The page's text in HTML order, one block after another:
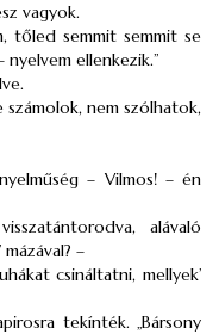
vagyok.
tőled semmit semmit se
ellenkezik.”
számolok, nem szólhatok,
– Vilmos! – én
alávaló
’ mázával? –
csináltatni, mellyek’
tekínték. „Bársony